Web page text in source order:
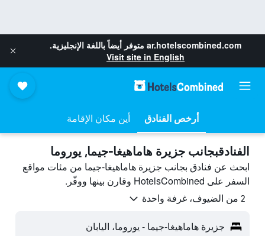
ar.hotelscombined.com متوفر أيضاً باللغة الإنجليزية.
Visit site in English
أرخص الفنادق أين مكان الإقامة
الفنادقبجانب جزيرة هاماهيغا-جيما, يوروما
ابحث عن فنادق بجانب جزيرة هاماهيغا-جيما من مئات مواقع
السفر على HotelsCombined وقارن بينها ووفّر.
2 من الضيوف، غرفة واحدة
جزيرة هاماهيغا-جيما - يوروما، اليابان